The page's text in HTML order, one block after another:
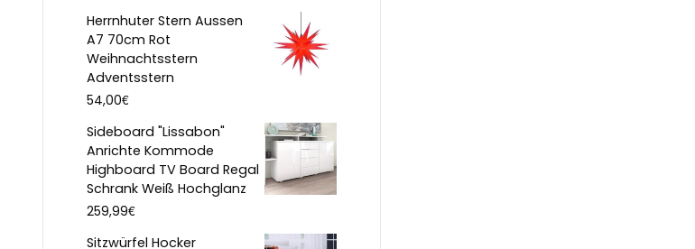
Herrnhuter Stern Aussen
A7 70cm Rot
Weihnachtsstern
Adventsstern
54,00€
Sideboard "Lissabon"
Anrichte Kommode
Highboard TV Board Regal
Schrank Weiß Hochglanz
259,99€
Sitzwürfel Hocker